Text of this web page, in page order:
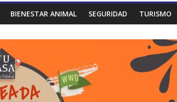
BIENESTAR ANIMAL SEGURIDAD TURISMO